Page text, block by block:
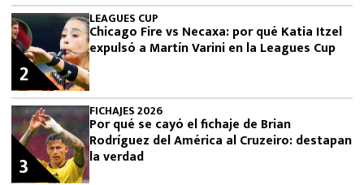
LEAGUES CUP
Chicago Fire vs Necaxa: por qué Katia Itzel
expulsó a Martín Varini en la Leagues Cup
2
FICHAJES 2026
Por qué se cayó el fichaje de Brian
Rodríguez del América al Cruzeiro: destapan
la verdad
3